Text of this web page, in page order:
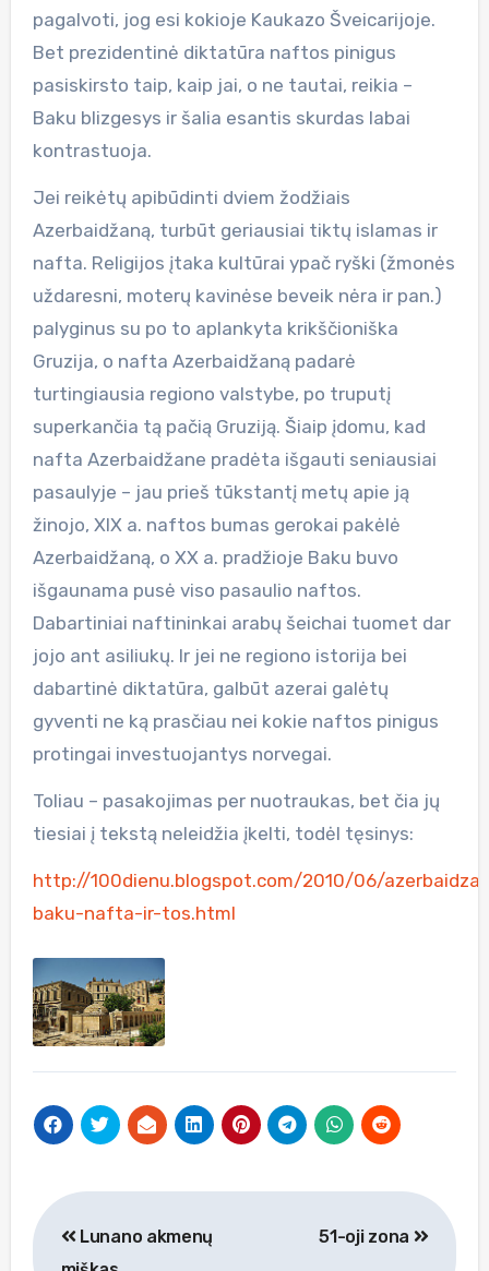
pagalvoti, jog esi kokioje Kaukazo Šveicarijoje.
Bet prezidentinė diktatūra naftos pinigus
pasiskirsto taip, kaip jai, o ne tautai, reikia –
Baku blizgesys ir šalia esantis skurdas labai
kontrastuoja.
Jei reikėtų apibūdinti dviem žodžiais
Azerbaidžaną, turbūt geriausiai tiktų islamas ir
nafta. Religijos įtaka kultūrai ypač ryški (žmonės
uždaresni, moterų kavinėse beveik nėra ir pan.)
palyginus su po to aplankyta krikščioniška
Gruzija, o nafta Azerbaidžaną padarė
turtingiausia regiono valstybe, po truputį
superkančia tą pačią Gruziją. Šiaip įdomu, kad
nafta Azerbaidžane pradėta išgauti seniausiai
pasaulyje – jau prieš tūkstantį metų apie ją
žinojo, XIX a. naftos bumas gerokai pakėlė
Azerbaidžaną, o XX a. pradžioje Baku buvo
išgaunama pusė viso pasaulio naftos.
Dabartiniai naftininkai arabų šeichai tuomet dar
jojo ant asiliukų. Ir jei ne regiono istorija bei
dabartinė diktatūra, galbūt azerai galėtų
gyventi ne ką prasčiau nei kokie naftos pinigus
protingai investuojantys norvegai.
Toliau – pasakojimas per nuotraukas, bet čia jų
tiesiai į tekstą neleidžia įkelti, todėl tęsinys:
http://100dienu.blogspot.com/2010/06/
baku-nafta-ir-tos.html
Navigacija
tarp
Lunano akmenų
51-oji zona